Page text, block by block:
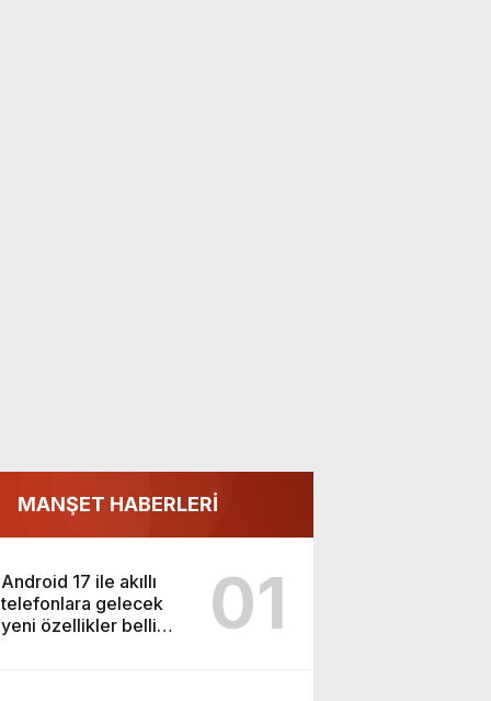
MANŞET HABERLERİ
Android 17 ile akıllı
telefonlara gelecek
yeni özellikler belli
01